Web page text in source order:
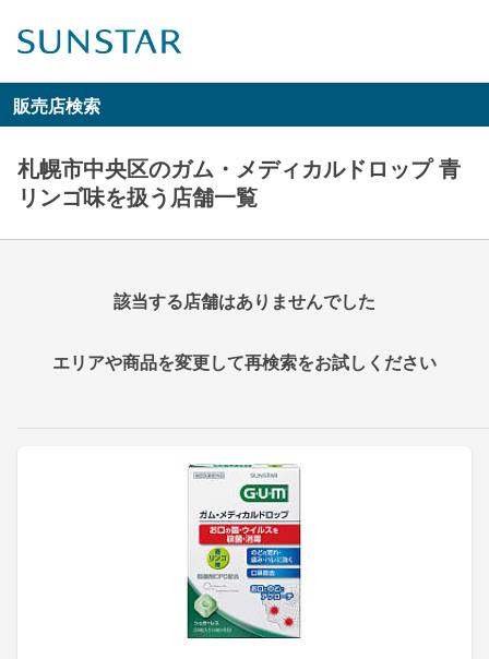
販売店検索
札幌市中央区のガム・メディカルドロップ 青
リンゴ味を扱う店舗一覧
該当する店舗はありませんでした
エリアや商品を変更して再検索をお試しください